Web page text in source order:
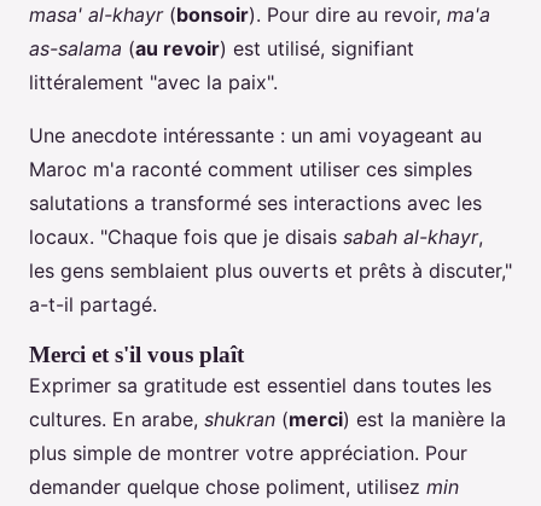
masa' al-khayr(bonsoir). Pour dire au revoir, ma'a
as-salama (au revoir) est utilisé, signifiant
littéralement "avec la paix".
Une anecdote intéressante : un ami voyageant au
Maroc m'a raconté comment utiliser ces simples
salutations a transformé ses interactions avec les
locaux. "Chaque fois que je disais sabah al-khayr,
les gens semblaient plus ouverts et prêts à discuter,"
a-t-il partagé.
Merci et s'il vous plaît
Exprimer sa gratitude est essentiel dans toutes les
cultures. En arabe, shukran (merci) est la manière la
plus simple de montrer votre appréciation. Pour
demander quelque chose poliment, utilisez min